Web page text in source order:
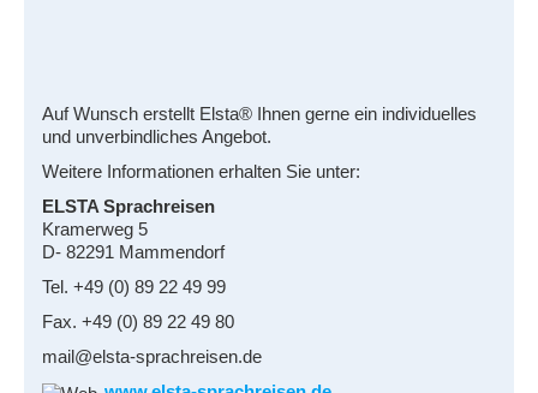
Auf Wunsch erstellt Elsta® Ihnen gerne ein individuelles
und unverbindliches Angebot.
Weitere Informationen erhalten Sie unter:
ELSTA Sprachreisen
Kramerweg 5
D- 82291 Mammendorf
Tel. +49 (0) 89 22 49 99
Fax. +49 (0) 89 22 49 80
mail@elsta-sprachreisen.de